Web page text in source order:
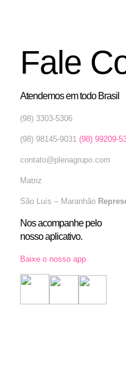
Fale
Atendemos em todo Brasil
(98) 3303-5306
(98) 98145-9031 (98) 99209-
contato@plenagrupo.com
Matriz
São Luís – Maranhão
Nos acompanhe pelo
nosso aplicativo.
Baixe o nosso app